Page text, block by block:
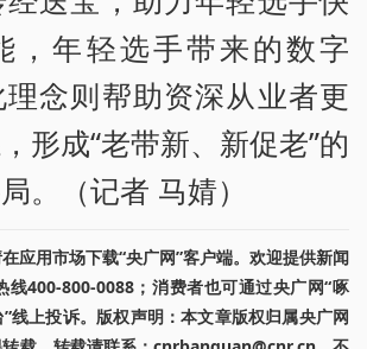
，年轻选手带来的数字
念则帮助资深从业者更
形成“老带新、新促老”的
。（记者 马婧）
应用市场下载“央广网”客户端。欢迎提供新闻
线400-800-0088；消费者也可通过央广网“啄
线上投诉。版权声明：本文章版权归属央广网